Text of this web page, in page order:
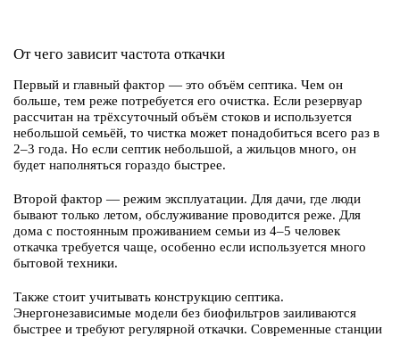
От чего зависит частота откачки
Первый и главный фактор — это объём септика. Чем он
больше, тем реже потребуется его очистка. Если резервуар
рассчитан на трёхсуточный объём стоков и используется
небольшой семьёй, то чистка может понадобиться всего раз в
2–3 года. Но если септик небольшой, а жильцов много, он
будет наполняться гораздо быстрее.
Второй фактор — режим эксплуатации. Для дачи, где люди
бывают только летом, обслуживание проводится реже. Для
дома с постоянным проживанием семьи из 4–5 человек
откачка требуется чаще, особенно если используется много
бытовой техники.
Также стоит учитывать конструкцию септика.
Энергонезависимые модели без биофильтров заиливаются
быстрее и требуют регулярной откачки. Современные станции